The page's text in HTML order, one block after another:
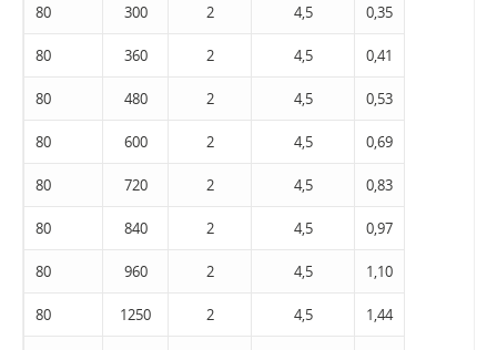
80 300 2 4,5 0,35
80 360 2 4,5 0,41
80 480 2 4,5 0,53
80 600 2 4,5 0,69
80 720 2 4,5 0,83
80 840 2 4,5 0,97
80 960 2 4,5 1,10
80 1250 2 4,5 1,44